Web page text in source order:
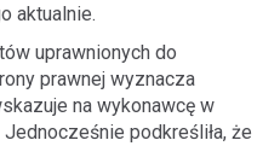
aktualnie.
uprawnionych do
prawnej wyznacza
na wykonawcę w
podkreśliła, że